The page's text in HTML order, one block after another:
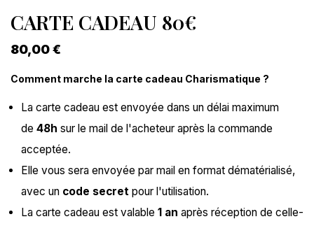
CARTE CADEAU 80€
80,00 €
Comment marche la carte cadeau Charismatique ?
La carte cadeau est envoyée dans un délai maximum
de 48h sur le mail de l'acheteur après la commande
acceptée.
Elle vous sera envoyée par mail en format dématérialisé,
avec un code secret pour l'utilisation.
La carte cadeau est valable 1 an après réception de celle-